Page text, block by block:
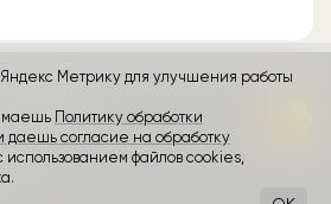
Метрику для улучшения работы
Политику обработки
согласие на обработку
использованием файлов cookies,